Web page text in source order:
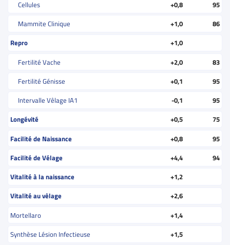
Cellules +0,8
95
Mammite Clinique
+1,0
86
Repro
+1,0
Fertilité Vache
+2,0
83
Fertilité Génisse
+0,1
95
Intervalle Vêlage IA1
-0,1
95
Longévité
+0,5
75
Facilité de Naissance
+0,8
95
Facilité de Vélage
+4,4
94
Vitalité à la naissance
+1,2
Vitalité au vêlage
+2,6
Mortellaro
+1,4
Synthèse Lésion Infectieuse
+1,5